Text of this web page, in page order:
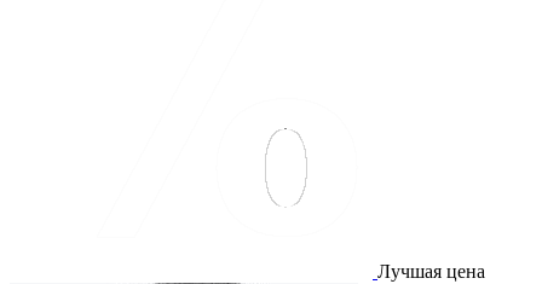
Лучшая цена